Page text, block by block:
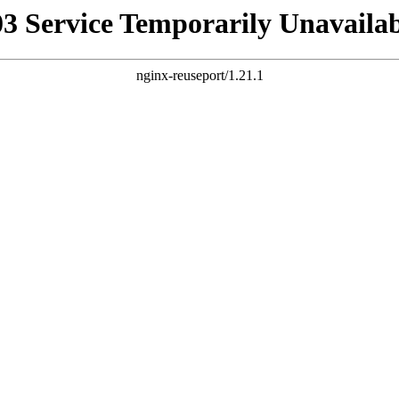
Service Temporarily
nginx-reuseport/1.21.1